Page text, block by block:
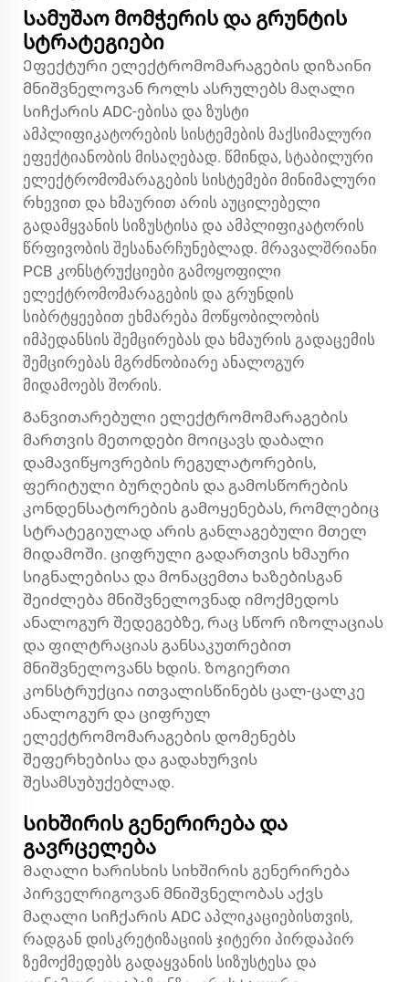
Სამუშაო მომჭერის და გრუნტის
სტრატეგიები
Ეფექტური ელექტრომომარაგების დიზაინი
მნიშვნელოვან როლს ასრულებს მაღალი
სიჩქარის ADC-ებისა და ზუსტი
ამპლიფიკატორების სისტემების მაქსიმალური
ეფექტიანობის მისაღებად. წმინდა, სტაბილური
ელექტრომომარაგების სისტემები მინიმალური
რხევით და ხმაურით არის აუცილებელი
გადამყვანის სიზუსტისა და ამპლიფიკატორის
წრფივობის შესანარჩუნებლად. მრავალშრიანი
PCB კონსტრუქციები გამოყოფილი
ელექტრომომარაგების და გრუნდის
სიბრტყეებით ეხმარება მოწყობილობის
იმპედანსის შემცირებას და ხმაურის გადაცემის
შემცირებას მგრძნობიარე ანალოგურ
მიდამოებს შორის.
Განვითარებული ელექტრომომარაგების
მართვის მეთოდები მოიცავს დაბალი
დამავიწყოვრების რეგულატორების,
ფერიტული ბურღების და გამოსწორების
კონდენსატორების გამოყენებას, რომლებიც
სტრატეგიულად არის განლაგებული მთელ
მიდამოში. ციფრული გადართვის ხმაური
სიგნალებისა და მონაცემთა ხაზებისგან
შეიძლება მნიშვნელოვნად იმოქმედოს
ანალოგურ შედეგებზე, რაც სწორ იზოლაციას
და ფილტრაციას განსაკუთრებით
მნიშვნელოვანს ხდის. ზოგიერთი
კონსტრუქცია ითვალისწინებს ცალ-ცალკე
ანალოგურ და ციფრულ
ელექტრომომარაგების დომენებს
შეფერხებისა და გადახურვის
შესამსუბუქებლად.
Სიხშირის გენერირება და
გავრცელება
Მაღალი ხარისხის სიხშირის გენერირება
პირველრიგოვან მნიშვნელობას აქვს
მაღალი სიჩქარის ADC აპლიკაციებისთვის,
რადგან დისკრეტიზაციის ჯიტერი პირდაპირ
ზემოქმედებს გადაყვანის სიზუსტესა და